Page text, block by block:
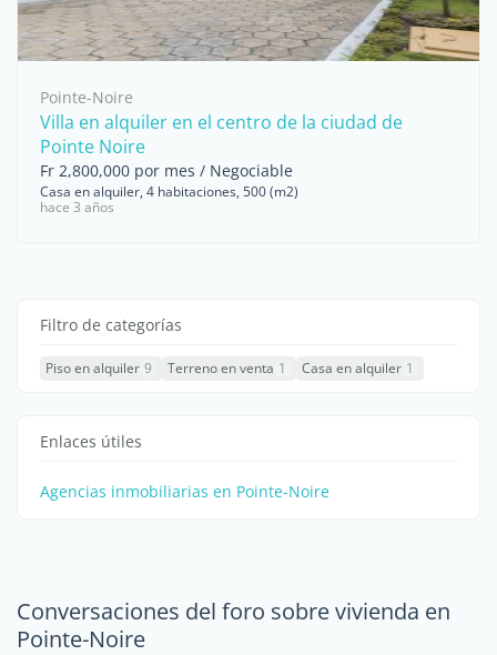
Pointe-Noire
Villa en alquiler en el centro de la ciudad de
Pointe Noire
Fr 2,800,000 por mes / Negociable
Casa en alquiler, 4 habitaciones, 500 (m2)
hace 3 años
Filtro de categorías
Piso en alquiler 9 Terreno en venta 1 Casa en alquiler 1
Enlaces útiles
Agencias inmobiliarias en Pointe-Noire
Conversaciones del foro sobre vivienda en
Pointe-Noire